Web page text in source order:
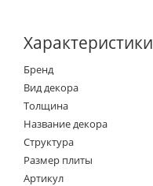
Характеристики
Бренд
Вид декора
Толщина
Название декора
Структура
Размер плиты
Артикул